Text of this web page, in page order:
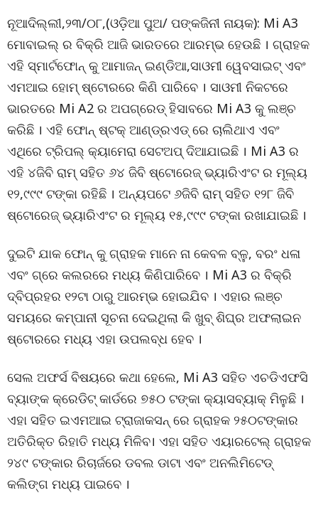
ନୂଆଦିଲ୍ଲୀ,୨୩/୦୮,(ଓଡ଼ିଆ ପୁଅ/ ପଙ୍କଜିନୀ ନାୟକ): Mi A3
ମୋବାଇଲ୍ ର ବିକ୍ରି ଆଜି ଭାରତରେ ଆରମ୍ଭ ହେଉଛି । ଗ୍ରାହକ
ଏହି ସ୍ମାର୍ଟଫୋନ୍ କୁ ଆମାଜନ୍ ଇଣ୍ଡିଆ,ସାଓମୀ ୱେବସାଇଟ୍ ଏବଂ
ଏମଆଇ ହୋମ୍ ଷ୍ଟୋରରେ କିଣି ପାରିବେ । ସାଓମୀ ନିକଟରେ
ଭାରତରେ Mi A2 ର ଅପଗ୍ରେଡ୍ ହିସାବରେ Mi A3 କୁ ଲଞ୍ଚ
କରିଛି । ଏହି ଫୋନ୍ ଷ୍ଟକ୍ ଆଣ୍ଡ୍ରଏଡ୍ ରେ ଚାଲିଥାଏ ଏବଂ
ଏଥିରେ ଟ୍ରିପଲ୍ କ୍ୟାମେରା ସେଟଅପ୍ ଦିଆଯାଇଛି । Mi A3 ର
ଏହି ୪ଜିବି ରାମ୍ ସହିତ ୬୪ ଜିବି ଷ୍ଟୋରେଜ୍ ଭ୍ୟାରିଏଂଟ ର ମୂଲ୍ୟ
୧୨,୯୯୯ ଟଙ୍କା ରହିଛି । ଅନ୍ୟପଟେ ୬ଜିବି ରାମ୍ ସହିତ ୧୨୮ ଜିବି
ଷ୍ଟୋରେଜ୍ ଭ୍ୟାରିଏଂଟ ର ମୂଲ୍ୟ ୧୫,୯୯୯ ଟଙ୍କା ରଖାଯାଇଛି ।
ଦୁଇଟି ଯାକ ଫୋନ୍ କୁ ଗ୍ରାହକ ମାନେ ନା କେବଳ ବ୍ଳୁ, ବରଂ ଧଳା
ଏବଂ ଗ୍ରେ କଲରରେ ମଧ୍ୟ କିଣିପାରିବେ । Mi A3 ର ବିକ୍ରି
ଦ୍ବିପ୍ରହର ୧୨ଟା ଠାରୁ ଆରମ୍ଭ ହୋଇଯିବ । ଏହାର ଲଞ୍ଚ
ସମୟରେ କମ୍ପାନୀ ସୂଚନା ଦେଇଥିଲା କି ଖୁବ୍ ଶିଘ୍ର ଅଫଲାଇନ
ଷ୍ଟୋରରେ ମଧ୍ୟ ଏହା ଉପଲବ୍ଧ ହେବ ।
ସେଲ ଅଫର୍ସ ବିଷୟରେ କଥା ହେଲେ, Mi A3 ସହିତ ଏଚଡିଏଫସି
ବ୍ୟାଙ୍କ କ୍ରେଡିଟ୍ କାର୍ଡରେ ୭୫୦ ଟଙ୍କା କ୍ୟାସବ୍ୟାକ୍ ମିଳୁଛି ।
ଏହା ସହିତ ଇଏମଆଇ ଟ୍ରାଜାକସନ୍ ରେ ଗ୍ରାହକ ୨୫୦ଟଙ୍କାର
ଅତିରିକ୍ତ ରିହାତି ମଧ୍ୟ ମିଳିବ। ଏହା ସହିତ ଏୟାରଟେଲ୍ ଗ୍ରାହକ
୨୪୯ ଟଙ୍କାର ରିଚାର୍ଜରେ ଡବଲ ଡାଟା ଏବଂ ଅନଲିମିଟେଡ୍
କଲିଙ୍ଗ ମଧ୍ୟ ପାଇବେ ।